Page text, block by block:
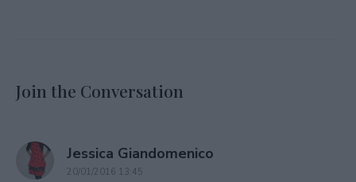
Join the Conversation
Jessica Giandomenico
20/01/2016 13:45